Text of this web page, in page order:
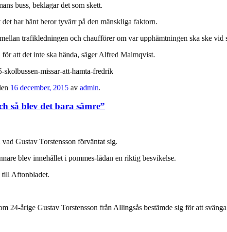
buss, beklagar det som skett.
har hänt beror tyvärr på den mänskliga faktorn.
trafikledningen och chaufförer om var upphämtningen ska ske vid
att det inte ska hända, säger Alfred Malmqvist.
missar-att-hamta-fredrik
16 december, 2015 av admin.
så blev det bara sämre”
Gustav Torstensson förväntat sig.
blev innehållet i pommes-lådan en riktig besvikelse.
till Aftonbladet.
24-årige Gustav Torstensson från Allingsås bestämde sig för att